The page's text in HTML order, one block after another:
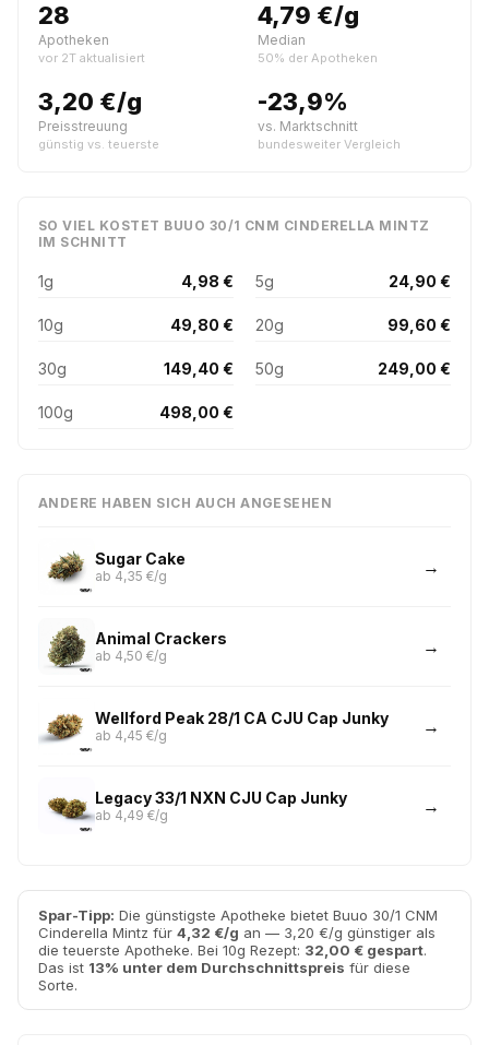
28
Apotheken
vor 2T aktualisiert
4,79 €/g
Median
50% der Apotheken
3,20 €/g
Preisstreuung
günstig vs. teuerste
-23,9%
vs. Marktschnitt
bundesweiter Vergleich
SO VIEL KOSTET BUUO 30/1 CNM CINDERELLA MINTZ
IM SCHNITT
1g 4,98 € 5g 24,90 €
10g 49,80 € 20g 99,60 €
30g 149,40 € 50g 249,00 €
100g 498,00 €
ANDERE HABEN SICH AUCH ANGESEHEN
Sugar Cake
ab 4,35 €/g
Animal Crackers
ab 4,50 €/g
Wellford Peak 28/1 CA CJU Cap Junky
ab 4,45 €/g
Legacy 33/1 NXN CJU Cap Junky
ab 4,49 €/g
Spar-Tipp: Die günstigste Apotheke bietet Buuo 30/1 CNM
Cinderella Mintz für 4,32 €/g an — 3,20 €/g günstiger als
die teuerste Apotheke. Bei 10g Rezept: 32,00 € gespart.
Das ist 13% unter dem Durchschnittspreis für diese
Sorte.